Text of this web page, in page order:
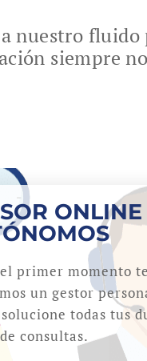
nuestro fluido
siempre
primer momento te
un gestor
todas tus
consultas.